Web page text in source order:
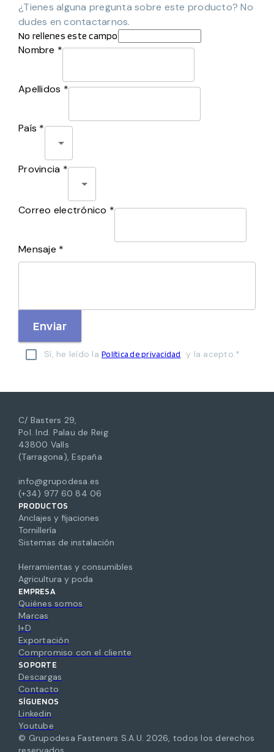
¿Tienes alguna pregunta sobre este producto? No
dudes en contactarnos.
No rellenes este campo
Nombre *
Apellidos *
País *
Provincia *
Correo electrónico *
Mensaje *
Enviar
Sí, he leído la Política de privacidad y la acepto.*
C/ Basters 29,
Pol. Ind. Palau de Reig
43800 Valls
(Tarragona), España
info@grupodesa.es
(+34) 977 60 84 06
PRODUCTOS
Anclajes y fijaciones
Tornillería
Sistemas de instalación
Herramientas y consumibles
Agricultura y poda
EMPRESA
Quiénes somos
Marcas
I+D
Exportación
Compromiso con el cliente
SOPORTE
Descargas
Contacto
SÍGUENOS
Linkedin
Youtube
© Grupodesa Fasteners S.A.U. 2026, todos los derechos